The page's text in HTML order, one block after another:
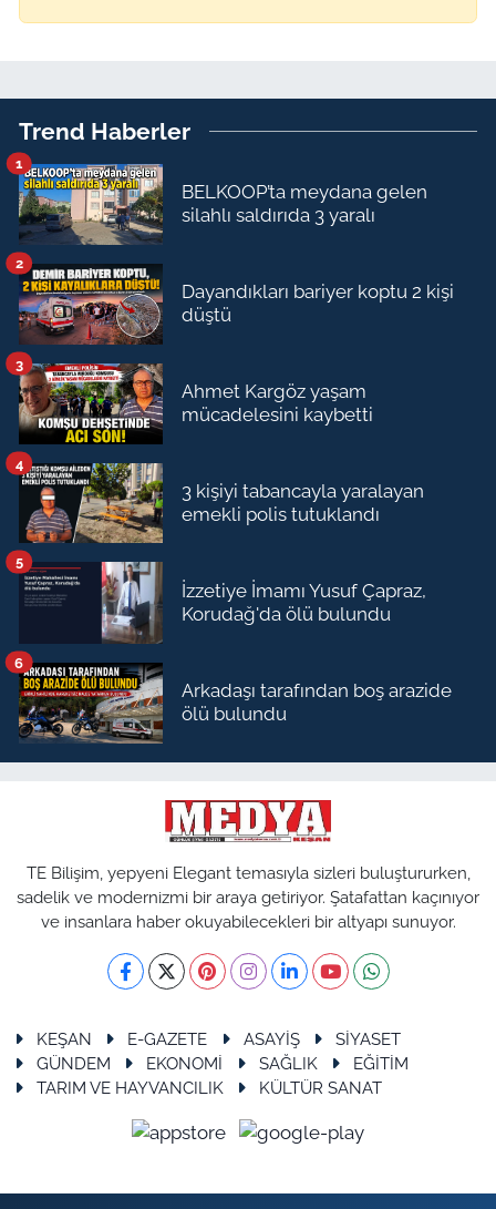
Trend Haberler
BELKOOP’ta meydana gelen
silahlı saldırıda 3 yaralı
1
Dayandıkları bariyer koptu 2 kişi
düştü
2
Ahmet Kargöz yaşam
mücadelesini kaybetti
3
3 kişiyi tabancayla yaralayan
emekli polis tutuklandı
4
İzzetiye İmamı Yusuf Çapraz,
Korudağ'da ölü bulundu
5
Arkadaşı tarafından boş arazide
ölü bulundu
6
TE Bilişim, yepyeni Elegant temasıyla sizleri buluştururken,
sadelik ve modernizmi bir araya getiriyor. Şatafattan kaçınıyor
ve insanlara haber okuyabilecekleri bir altyapı sunuyor.
KEŞAN E-GAZETE ASAYİŞ
SİYASET
GÜNDEM
EKONOMİ SAĞLIK
EĞİTİM
TARIM VE HAYVANCILIK
KÜLTÜR SANAT